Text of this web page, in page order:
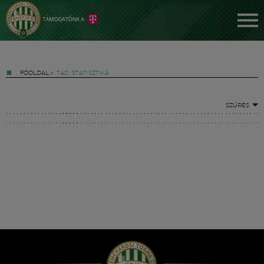
FŐOLDAL » TAG: STATISZTIKA
SZŰRÉS
Hírek